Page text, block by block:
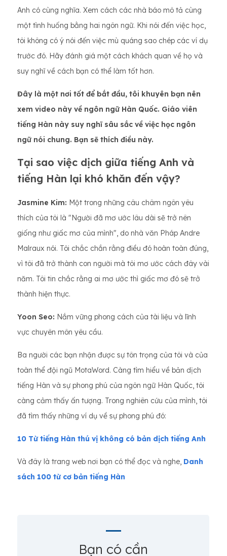
Anh có cùng nghĩa. Xem cách các nhà báo mô tả cùng
một tình huống bằng hai ngôn ngữ. Khi nói đến việc học,
tôi không có ý nói đến việc mù quáng sao chép các ví dụ
trước đó. Hãy đánh giá một cách khách quan về họ và
suy nghĩ về cách bạn có thể làm tốt hơn.
Đây là một nơi tốt để bắt đầu, tôi khuyên bạn nên
xem video này về ngôn ngữ Hàn Quốc. Giáo viên
tiếng Hàn này suy nghĩ sâu sắc về việc học ngôn
ngữ nói chung. Bạn sẽ thích điều này.
Tại sao việc dịch giữa tiếng Anh và
tiếng Hàn lại khó khăn đến vậy?
Jasmine Kim: Một trong những câu châm ngôn yêu
thích của tôi là "Người đã mơ ước lâu dài sẽ trở nên
giống như giấc mơ của mình", do nhà văn Pháp Andre
Malraux nói. Tôi chắc chắn rằng điều đó hoàn toàn đúng,
vì tôi đã trở thành con người mà tôi mơ ước cách đây vài
năm. Tôi tin chắc rằng ai mơ ước thì giấc mơ đó sẽ trở
thành hiện thực.
Yoon Seo: Nắm vững phong cách của tài liệu và lĩnh
vực chuyên môn yêu cầu.
Ba người các bạn nhận được sự tôn trọng của tôi và của
toàn thể đội ngũ MotaWord. Càng tìm hiểu về bản dịch
tiếng Hàn và sự phong phú của ngôn ngữ Hàn Quốc, tôi
càng cảm thấy ấn tượng. Trong nghiên cứu của mình, tôi
đã tìm thấy những ví dụ về sự phong phú đó:
10 Từ tiếng Hàn thú vị không có bản dịch tiếng Anh
Và đây là trang web nơi bạn có thể đọc và nghe, Danh
sách 100 từ cơ bản tiếng Hàn
Bạn có cần